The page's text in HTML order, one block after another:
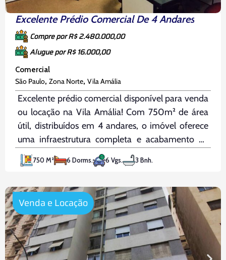
Excelente Prédio Comercial De 4 Andares
Compre por R$ 2.480.000,00
Alugue por R$ 16.000,00
Comercial
São Paulo, Zona Norte, Vila Amália
Excelente prédio comercial disponível para venda
ou locação na Vila Amália! Com 750m² de área
útil, distribuídos em 4 andares, o imóvel oferece
uma infraestrutura completa e acabamento de
alto padrão, ideal para empresas de diversos
segmentos. O térreo possui 200m² de garagem
750 M² 6 Dorms. 6 Vgs. 3 Bnh.
Venda e Locação